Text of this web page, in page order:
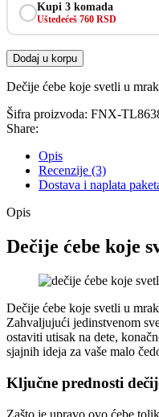
Kupi 3 komada
Uštedećeš 760 RSD
Dodaj u korpu
Dečije ćebe koje svetli u
Šifra proizvoda: FNX-
Share:
Opis
Recenzije (3)
Dostava i naplata
Opis
Dečije ćebe koje
Dečije ćebe koje svetli u
Zahvaljujući jedinstvenom
ostaviti utisak na dete,
sjajnih ideja za vaše malo
Ključne prednosti
Zašto je upravo ovo ćebe